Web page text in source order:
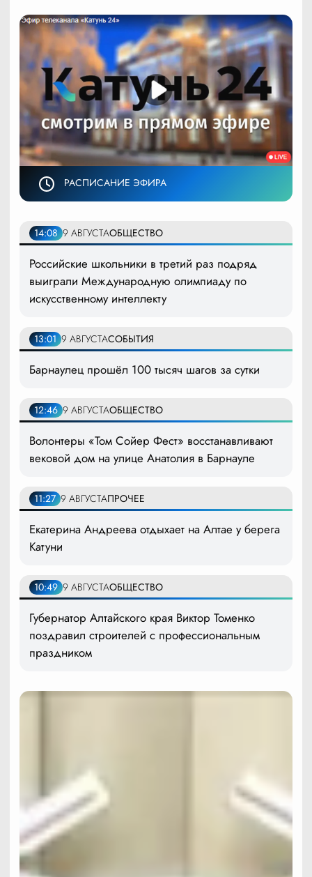
РАСПИСАНИЕ ЭФИРА
14:08 9 АВГУСТАОБЩЕСТВО
Российские школьники в третий раз подряд
выиграли Международную олимпиаду по
искусственному интеллекту
13:01 9 АВГУСТАСОБЫТИЯ
Барнаулец прошёл 100 тысяч шагов за сутки
12:46 9 АВГУСТАОБЩЕСТВО
Волонтеры «Том Сойер Фест» восстанавливают
вековой дом на улице Анатолия в Барнауле
11:27 9 АВГУСТАПРОЧЕЕ
Екатерина Андреева отдыхает на Алтае у берега
Катуни
10:49 9 АВГУСТАОБЩЕСТВО
Губернатор Алтайского края Виктор Томенко
поздравил строителей с профессиональным
праздником